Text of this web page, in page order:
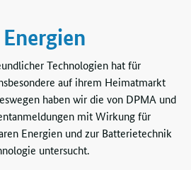
Technologien hat für
auf ihrem Heimatmarkt
haben wir die von DPMA und
mit Wirkung für
Energien und zur Batterietechnik
untersucht.